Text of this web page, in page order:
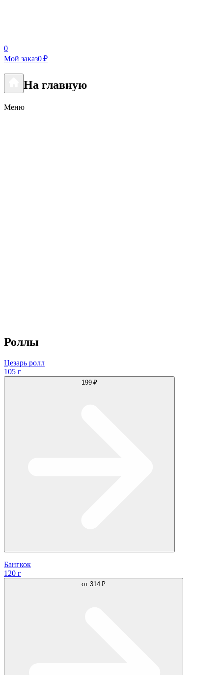
0
Мой заказ0 ₽
На главную
Меню
Роллы
Цезарь ролл
105 г
199 ₽
Бангкок
120 г
от 314 ₽